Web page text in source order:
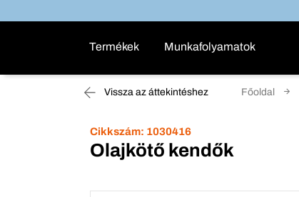
Termékek Munkafolyamatok
Vissza az áttekintéshez Főoldal
Cikkszám: 1030416
Olajkötő kendők